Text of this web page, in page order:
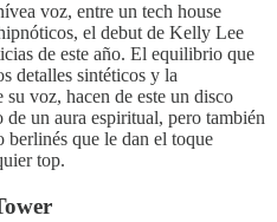
voz, entre un tech house
el debut de Kelly Lee
de este año. El equilibrio que
detalles sintéticos y la
su voz, hacen de este un disco
un aura espiritual, pero también
que le dan el toque
top.